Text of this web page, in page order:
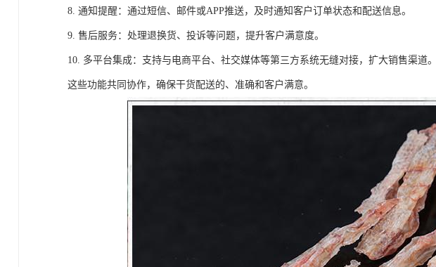
8. 通知提醒：通过短信、邮件或APP推送，及时通知客户订单状态和配送信息。
9. 售后服务：处理退换货、投诉等问题，提升客户满意度。
10. 多平台集成：支持与电商平台、社交媒体等第三方系统无缝对接，扩大销售渠道
这些功能共同协作，确保干货配送的、准确和客户满意。